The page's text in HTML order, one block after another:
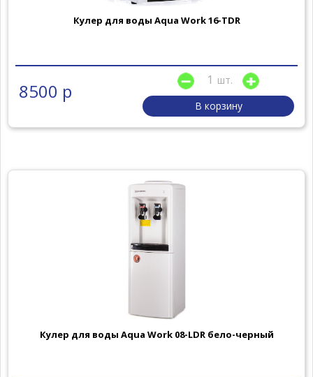
Кулер для воды Aqua Work 16-TDR
8500 р
шт.
В корзину
Кулер для воды Aqua Work 08-LDR бело-черный